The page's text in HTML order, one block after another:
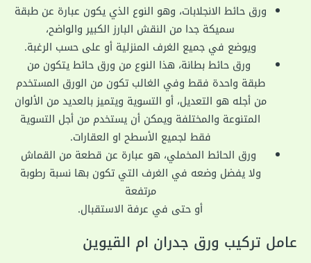
ورق حائط الانجلابات، وهو النوع الذي يكون عبارة عن طبقة
سميكة جدا من النقش البارز الكبير والواضح،
ويوضع في جميع الغرف المنزلية أو على حسب الرغبة.
ورق حائط بطانة، هذا النوع من ورق حائط يتكون من
طبقة واحدة فقط وفي الغالب تكون من الورق المستخدم
من أجله هو التعديل، أو التسوية ويتميز بالعديد من الألوان
المتنوعة والمختلفة ويمكن أن يستخدم من أجل التسوية
فقط لجميع الأسطح او العقارات.
ورق الحائط المخملي، هو عبارة عن قطعة من القماش
ولا يفضل وضعه في الغرف التي تكون بها نسبة رطوبة
مرتفعة
أو حتى في عرفة الاستقبال.
عامل تركيب ورق جدران ام القيوين